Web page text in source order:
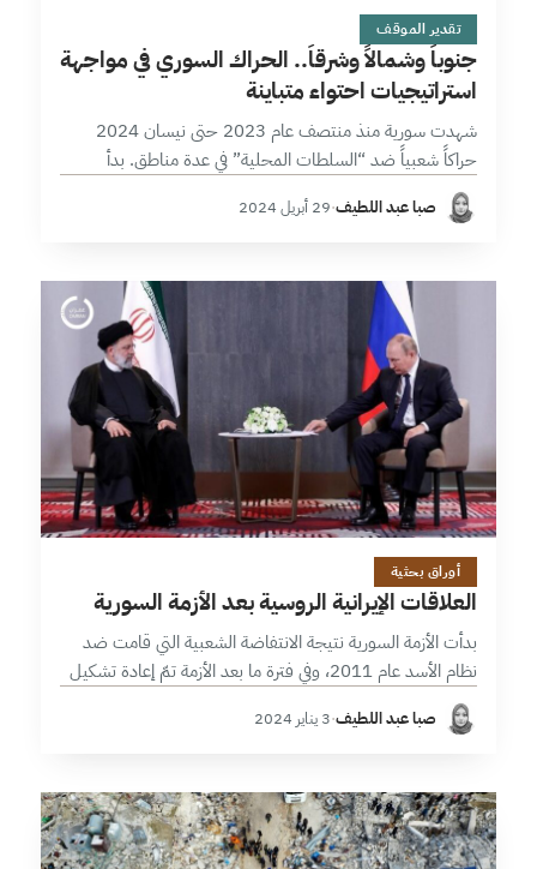
11 دقائق
تقدير الموقف
جنوباً وشمالاً وشرقاً.. الحراك السوري في مواجهة
استراتيجيات احتواء متباينة
شهدت سورية منذ منتصف عام 2023 حتى نيسان 2024
حراكاً شعبياً ضد “السلطات المحلية” في عدة مناطق. بدأ
الحراك في منطقة شمال شرق سورية، إذ انتفض أبناء العشائر
العربية ضد…
صبا عبد اللطيف·29 أبريل 2024
2 دقائق
أوراق بحثية
العلاقات الإيرانية الروسية بعد الأزمة السورية
بدأت الأزمة السورية نتيجة الانتفاضة الشعبية التي قامت ضد
نظام الأسد عام 2011، وفي فترة ما بعد الأزمة تمّ إعادة تشكيل
العديد من العلاقات الدولية ومن أهم هذه العلاقات، هي…
صبا عبد اللطيف·3 يناير 2024